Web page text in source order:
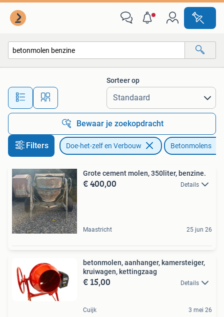
Alle afstanden…
Sorteer op
Bewaar je zoekopdracht
Filters Doe-het-zelf en Verbouw Betonmolens
Grote cement molen, 350liter, benzine.
€ 400,00 Details
Maastricht 25 jun 26
betonmolen, aanhanger, kamersteiger,
kruiwagen, kettingzaag
€ 15,00 Details
Cuijk 3 mei 26